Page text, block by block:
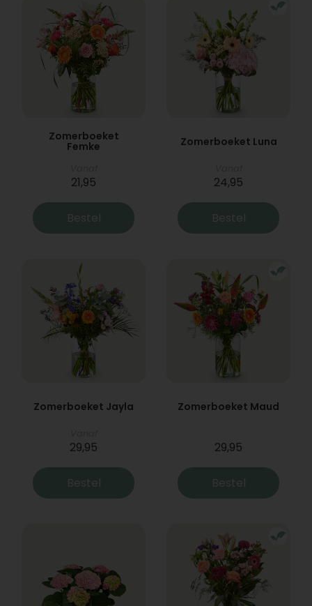
Zomerboeket
Femke
21,95
Bestel
Zomerboeket Luna
24,95
Bestel
Zomerboeket Jayla
29,95
Bestel
Zomerboeket Maud
29,95
Bestel